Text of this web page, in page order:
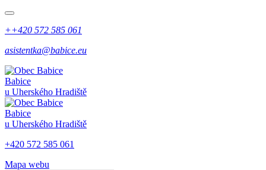
++420 572 585 061
asistentka@babice.eu
Babice
u Uherského Hradiště
Babice
u Uherského Hradiště
+420 572 585 061
Mapa webu